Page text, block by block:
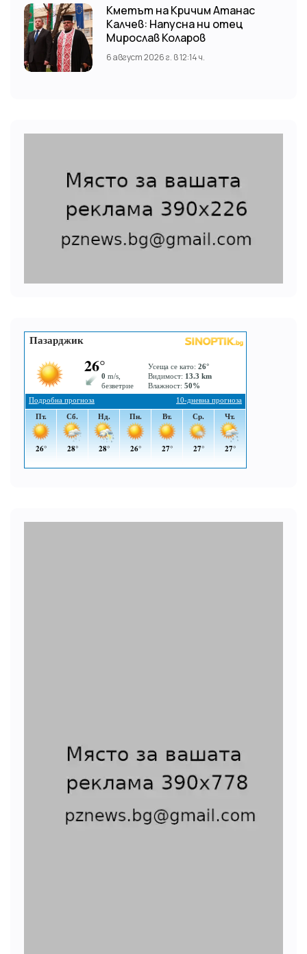
Кметът на Кричим Атанас
Калчев: Напусна ни отец
Мирослав Коларов
6 август 2026 г. в 12:14 ч.